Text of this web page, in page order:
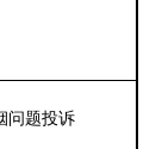
问题投诉